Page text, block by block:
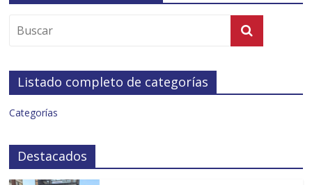
Listado completo de categorías
Categorías
Destacados